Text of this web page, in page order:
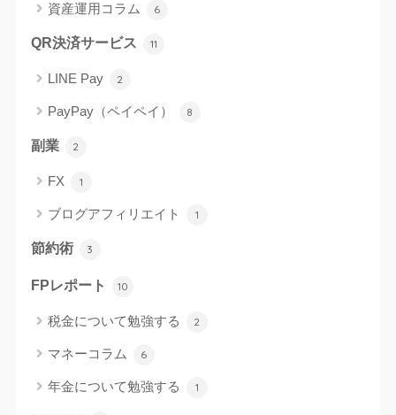
資産運用コラム 6
QR決済サービス 11
LINE Pay 2
PayPay（ペイペイ） 8
副業 2
FX 1
ブログアフィリエイト 1
節約術 3
FPレポート 10
税金について勉強する 2
マネーコラム 6
年金について勉強する 1